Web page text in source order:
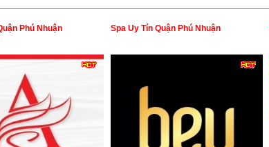
Phú Nhuận Spa Uy Tín Quận Phú Nhuận